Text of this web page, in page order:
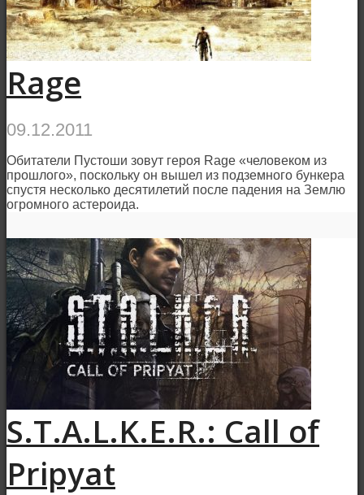
Rage
09.12.2011
Обитатели Пустоши зовут героя Rage «человеком из
прошлого», поскольку он вышел из подземного бункера
спустя несколько десятилетий после падения на Землю
огромного астероида.
S.T.A.L.K.E.R.: Call of
Pripyat